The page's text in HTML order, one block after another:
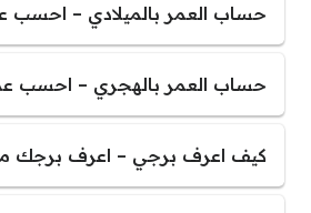
حساب العمر بالميلادي – احسب
حساب العمر بالهجري – احسب
كيف اعرف برجي – اعرف برجك